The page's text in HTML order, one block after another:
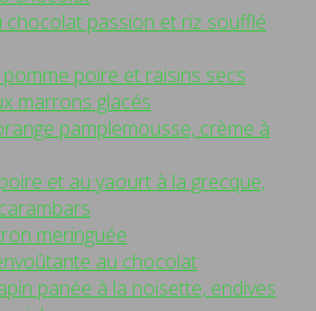
chocolat passion et riz soufflé
poire et raisins secs
marrons glacés
pamplemousse, crème à
et au yaourt à la grecque,
meringuée
au chocolat
panée à la noisette, endives